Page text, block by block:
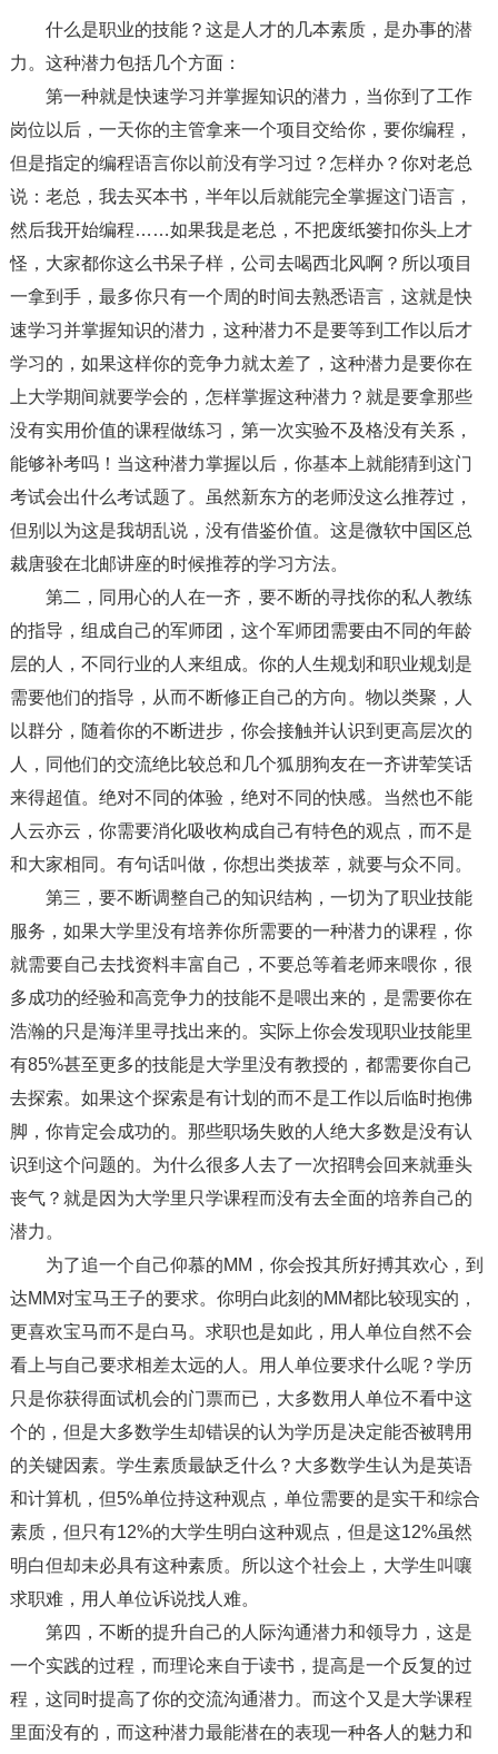
什么是职业的技能？这是人才的几本素质，是办事的潜
力。这种潜力包括几个方面：
第一种就是快速学习并掌握知识的潜力，当你到了工作
岗位以后，一天你的主管拿来一个项目交给你，要你编程，
但是指定的编程语言你以前没有学习过？怎样办？你对老总
说：老总，我去买本书，半年以后就能完全掌握这门语言，
然后我开始编程……如果我是老总，不把废纸篓扣你头上才
怪，大家都你这么书呆子样，公司去喝西北风啊？所以项目
一拿到手，最多你只有一个周的时间去熟悉语言，这就是快
速学习并掌握知识的潜力，这种潜力不是要等到工作以后才
学习的，如果这样你的竞争力就太差了，这种潜力是要你在
上大学期间就要学会的，怎样掌握这种潜力？就是要拿那些
没有实用价值的课程做练习，第一次实验不及格没有关系，
能够补考吗！当这种潜力掌握以后，你基本上就能猜到这门
考试会出什么考试题了。虽然新东方的老师没这么推荐过，
但别以为这是我胡乱说，没有借鉴价值。这是微软中国区总
裁唐骏在北邮讲座的时候推荐的学习方法。
第二，同用心的人在一齐，要不断的寻找你的私人教练
的指导，组成自己的军师团，这个军师团需要由不同的年龄
层的人，不同行业的人来组成。你的人生规划和职业规划是
需要他们的指导，从而不断修正自己的方向。物以类聚，人
以群分，随着你的不断进步，你会接触并认识到更高层次的
人，同他们的交流绝比较总和几个狐朋狗友在一齐讲荤笑话
来得超值。绝对不同的体验，绝对不同的快感。当然也不能
人云亦云，你需要消化吸收构成自己有特色的观点，而不是
和大家相同。有句话叫做，你想出类拔萃，就要与众不同。
第三，要不断调整自己的知识结构，一切为了职业技能
服务，如果大学里没有培养你所需要的一种潜力的课程，你
就需要自己去找资料丰富自己，不要总等着老师来喂你，很
多成功的经验和高竞争力的技能不是喂出来的，是需要你在
浩瀚的只是海洋里寻找出来的。实际上你会发现职业技能里
有85%甚至更多的技能是大学里没有教授的，都需要你自己
去探索。如果这个探索是有计划的而不是工作以后临时抱佛
脚，你肯定会成功的。那些职场失败的人绝大多数是没有认
识到这个问题的。为什么很多人去了一次招聘会回来就垂头
丧气？就是因为大学里只学课程而没有去全面的培养自己的
潜力。
为了追一个自己仰慕的MM，你会投其所好搏其欢心，到
达MM对宝马王子的要求。你明白此刻的MM都比较现实的，
更喜欢宝马而不是白马。求职也是如此，用人单位自然不会
看上与自己要求相差太远的人。用人单位要求什么呢？学历
只是你获得面试机会的门票而已，大多数用人单位不看中这
个的，但是大多数学生却错误的认为学历是决定能否被聘用
的关键因素。学生素质最缺乏什么？大多数学生认为是英语
和计算机，但5%单位持这种观点，单位需要的是实干和综合
素质，但只有12%的大学生明白这种观点，但是这12%虽然
明白但却未必具有这种素质。所以这个社会上，大学生叫嚷
求职难，用人单位诉说找人难。
第四，不断的提升自己的人际沟通潜力和领导力，这是
一个实践的过程，而理论来自于读书，提高是一个反复的过
程，这同时提高了你的交流沟通潜力。而这个又是大学课程
里面没有的，而这种潜力最能潜在的表现一种各人的魅力和